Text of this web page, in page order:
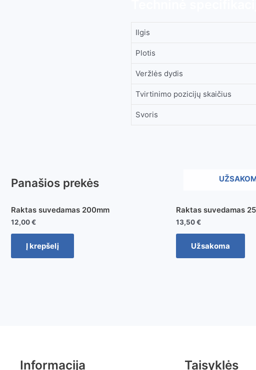
Ilgis
Plotis
Veržlės dydis
Tvirtinimo pozicijų skaičius
Svoris
Panašios prekės
Raktas suvedamas 200mm
12,00€
Į krepšelį
Raktas suvedamas
13,50€
Užsakoma
Informacija Taisyklės